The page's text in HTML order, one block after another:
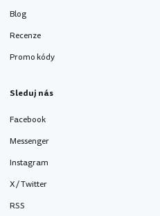
Blog
Recenze
Promo kódy
Sleduj nás
Facebook
Messenger
Instagram
X / Twitter
RSS